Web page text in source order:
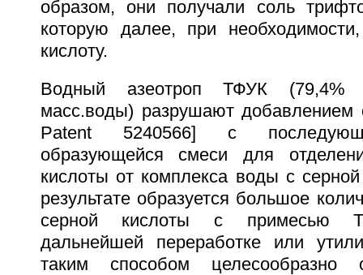
образом, они получали соль
которую далее, при
кислоту.
Водный азеотроп ТФУК (79,4%
масс.воды) разрушают добавлением
Patent 5240566] с
образующейся смеси для
кислоты от комплекса воды с
результате образуется большое
серной кислоты с примесью
дальнейшей переработке или
таким способом целесообразно